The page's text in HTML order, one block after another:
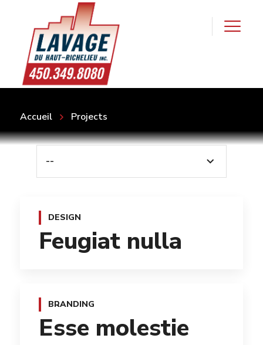
Accueil Projects
--
DESIGN
Feugiat nulla
BRANDING
Esse molestie